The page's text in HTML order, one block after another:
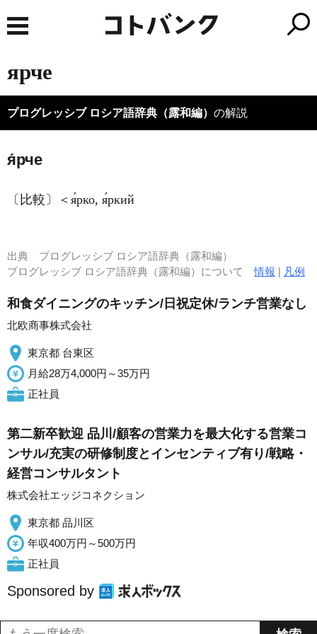
ярче
プログレッシブ ロシア語辞典（露和編） の解説
я́рче
〔比較〕＜я́рко, я́ркий
出典 プログレッシブ ロシア語辞典（露和編）
プログレッシブ ロシア語辞典（露和編）について情報 | 凡例
和食ダイニングのキッチン/日祝定休/ランチ営業なし
北欧商事株式会社
東京都 台東区
月給28万4,000円～35万円
正社員
第二新卒歓迎 品川/顧客の営業力を最大化する営業コ
ンサル/充実の研修制度とインセンティブ有り/戦略・
経営コンサルタント
株式会社エッジコネクション
東京都 品川区
年収400万円～500万円
正社員
Sponsored by